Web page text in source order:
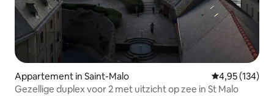
Appartement in Saint-Malo Gemiddelde
4,95 (134)
Gezellige duplex voor 2 met uitzicht op zee in St Malo